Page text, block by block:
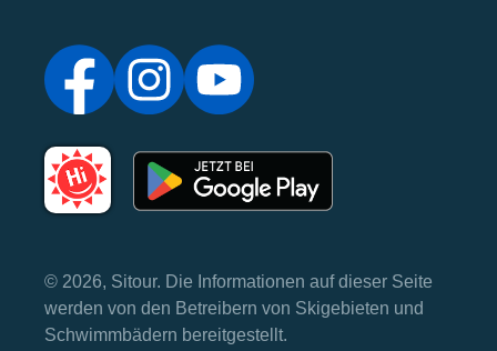
© 2026, Sitour. Die Informationen auf dieser Seite
werden von den Betreibern von Skigebieten und
Schwimmbädern bereitgestellt.